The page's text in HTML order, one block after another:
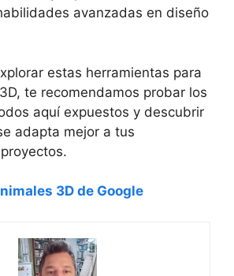
avanzadas en diseño
estas herramientas para
te recomendamos probar los
aquí expuestos y descubrir
adapta mejor a tus
3D de Google